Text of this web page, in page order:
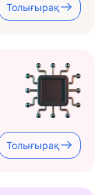
Толығырақ
Толығырақ